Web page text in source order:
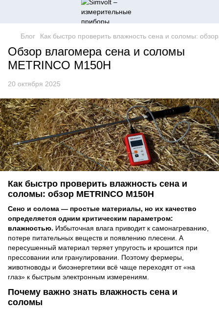
Блог Как быстро проверить влажность сена и соломы:
Обзор влагомера сена и соломы
METRINCO M150H
20 октября 2025
Как быстро проверить влажность сена и
соломы: обзор METRINCO M150H
Сено и солома — простые материалы, но их качество
определяется одним критическим параметром:
влажностью. Избыточная влага приводит к самонагреванию,
потере питательных веществ и появлению плесени. А
пересушенный материал теряет упругость и крошится при
прессовании или гранулировании. Поэтому фермеры,
животноводы и биоэнергетики всё чаще переходят от «на
глаз» к быстрым электронным измерениям.
Почему важно знать влажность сена и
соломы